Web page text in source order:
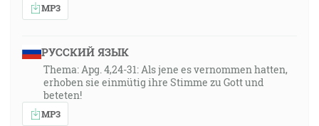
MP3
РУССКИЙ ЯЗЫК
Thema: Apg. 4,24-31: Als jene es vernommen hatten,
erhoben sie einmütig ihre Stimme zu Gott und
beteten!
MP3